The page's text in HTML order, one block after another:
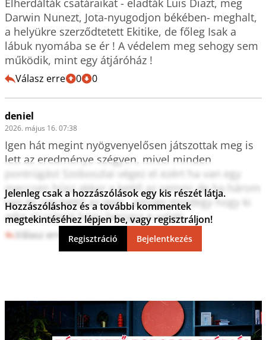
Darwin Nunezt, Jota-nyugodjon békében- meghalt,
a helyükre szerződtetett Ekitike, de főleg Isak a
lábuk nyomába se ér ! A védelem meg sehogy sem
működik, mint egy átjáróház !
Válasz erre 0 0
deniel
2026. május 16. 07:38
Igen hát megint nyögvenyelősen játszottak meg is
lett az eredménye szégyen, mivel minden
pontrúgást Szoboszlai végez el ezért ha van egy
meccsen húsz akkor a kettő az semmi de ha három
van és úgy kettő az igen.. amúgy mindegy hogy ki
adja az számit hogy berúgja e valaki..
Válasz erre 0 0
Jelenleg csak a hozzászólások egy kis részét látja.
Hozzászóláshoz és a további kommentek
megtekintéséhez lépjen be, vagy regisztráljon!
Regisztráció Bejelentkezés